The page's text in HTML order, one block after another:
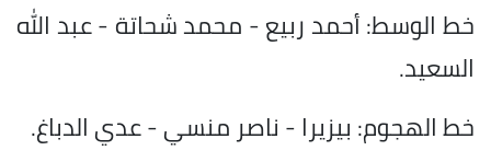
خط الوسط: أحمد ربيع - محمد شحاتة - عبد الله
السعيد.
خط الهجوم: بيزيرا - ناصر منسي - عدي الدباغ.